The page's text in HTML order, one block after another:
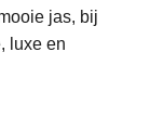
jas, bij
luxe en